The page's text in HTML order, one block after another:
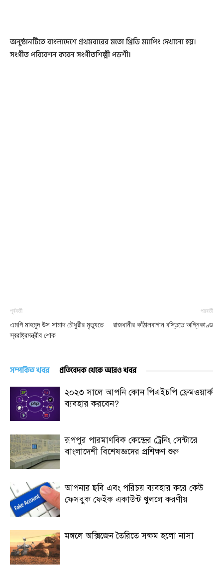
অনুষ্ঠানটিতে বাংলাদেশে প্রথমবারের মতো থ্রিডি ম্যাপিং দেখানো হয়।
সংগীত পরিবেশন করেন সংগীতশিল্পী পড়শী।
পূর্ববর্তী
এমপি মাহমুদ উস সামাদ চৌধুরীর মৃত্যুতে
স্বরাষ্ট্রমন্ত্রীর শোক
পরবর্তী
রাজধানীর কাঁঠালবাগান বস্তিতে অগ্নিকাণ্ড
সম্পর্কিত খবর প্রতিবেদক থেকে আরও খবর
২০২৩ সালে আপনি কোন পিএইচপি ফ্রেমওয়ার্ক
ব্যবহার করবেন?
রূপপুর পারমাণবিক কেন্দ্রের ট্রেনিং সেন্টারে
বাংলাদেশী বিশেষজ্ঞদের প্রশিক্ষণ শুরু
আপনার ছবি এবং পরিচয় ব্যবহার করে কেউ
ফেসবুক ফেইক একাউন্ট খুললে করণীয়
মঙ্গলে অক্সিজেন তৈরিতে সক্ষম হলো নাসা